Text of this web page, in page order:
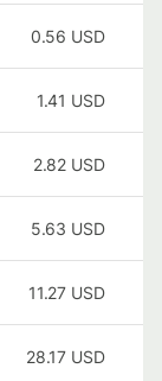
0.56 USD
1.41 USD
2.82 USD
5.63 USD
11.27 USD
28.17 USD